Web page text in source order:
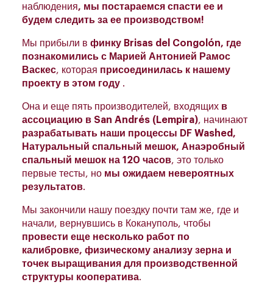
наблюдения, мы постараемся спасти ее и
будем следить за ее производством!
Мы прибыли в финку Brisas del Congolón, где
познакомились с Марией Антонией Рамос
Васкес, которая присоединилась к нашему
проекту в этом году .
Она и еще пять производителей, входящих в
ассоциацию в San Andrés (Lempira), начинают
разрабатывать наши процессы DF Washed,
Натуральный спальный мешок, Анаэробный
спальный мешок на 120 часов, это только
первые тесты, но мы ожидаем невероятных
результатов.
Мы закончили нашу поездку почти там же, где и
начали, вернувшись в Кокануполь, чтобы
провести еще несколько работ по
калибровке, физическому анализу зерна и
точек выращивания для производственной
структуры кооператива.